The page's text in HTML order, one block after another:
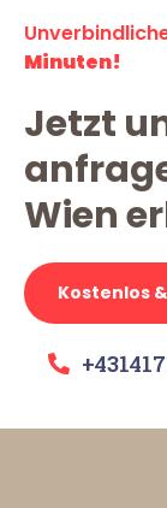
Minuten!
Jetzt
Wien
Kostenlos